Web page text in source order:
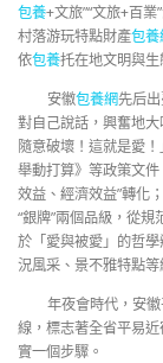
包養+文旅”“文旅+百
村落游玩特點財產包養
依包養托在地文明與
安徽包養網先后
對自己說話，興奮地
隨意破壞！這就是愛
舉動打算》等政策文
效益、經濟效益”轉化
“銀牌”兩個品級，從
於「愛與被愛」的哲
況風采、景不雅特點
年夜會時代，安
線，標志著全省平易
實一個步驟。